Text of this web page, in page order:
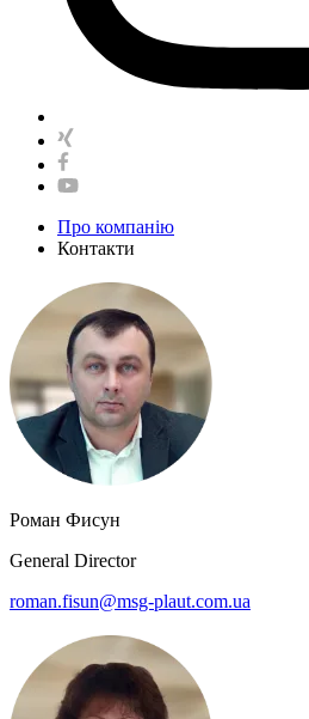
Про компанію
Контакти
Роман Фисун
General Director
roman.fisun@msg-plaut.com.ua